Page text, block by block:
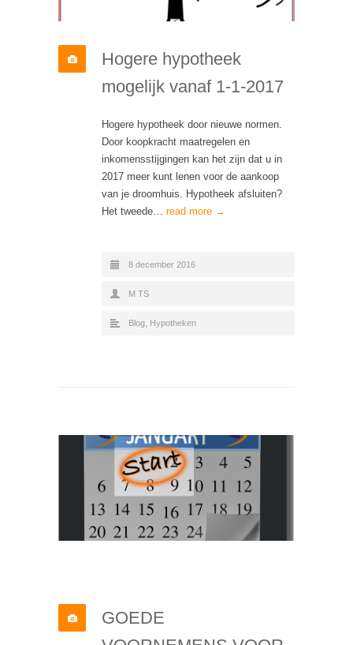
Hogere hypotheek
mogelijk vanaf 1-1-2017
Hogere hypotheek door nieuwe normen.
Door koopkracht maatregelen en
inkomensstijgingen kan het zijn dat u in
2017 meer kunt lenen voor de aankoop
van je droomhuis. Hypotheek afsluiten?
Het tweede… read more →
8 december 2016
M TS
Blog Hypotheken
GOEDE